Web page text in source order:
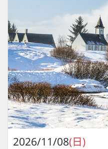
2026/11/08(日)